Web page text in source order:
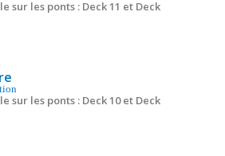
sur les ponts : Deck 11 et Deck
sur les ponts : Deck 10 et Deck